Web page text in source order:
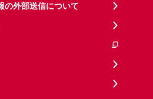
の外部送信について